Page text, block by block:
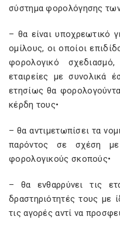
σύστημα φορολόγησης των
– θα είναι υποχρεωτικό
ομίλους, οι οποίοι
φορολογικό
εταιρείες με
ετησίως θα
κέρδη τους•
– θα αντιμετωπίσει τα
παρόντος σε σχέση
φορολογικούς σκοπούς•
– θα ενθαρρύνει τις
δραστηριότητές τους με
τις αγορές αντί να